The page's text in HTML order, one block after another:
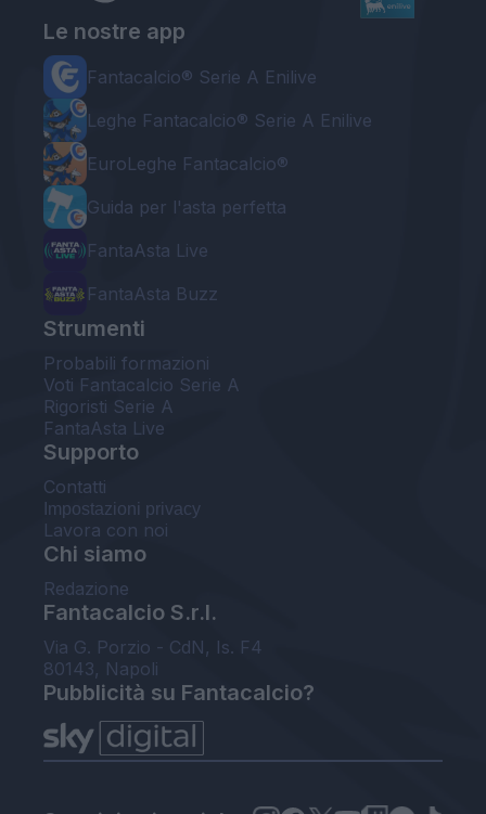
Le nostre app
Fantacalcio® Serie A Enilive
Leghe Fantacalcio® Serie A Enilive
EuroLeghe Fantacalcio®
Guida per l'asta perfetta
FantaAsta Live
FantaAsta Buzz
Strumenti
Probabili formazioni
Voti Fantacalcio Serie A
Rigoristi Serie A
FantaAsta Live
Supporto
Contatti
Impostazioni privacy
Lavora con noi
Chi siamo
Redazione
Fantacalcio S.r.l.
Via G. Porzio - CdN, Is. F4
80143, Napoli
Pubblicità su Fantacalcio?